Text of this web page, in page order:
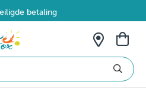
betaling
vanaf €69 in België